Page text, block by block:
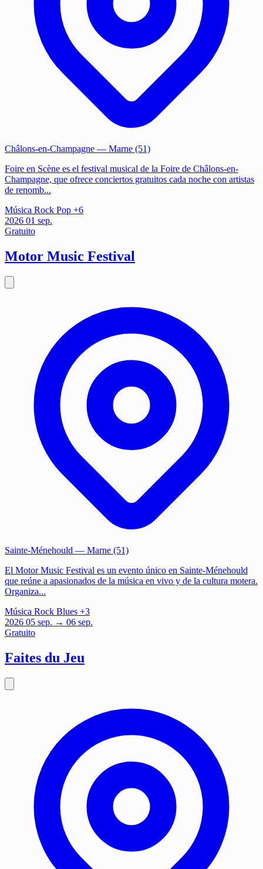
Châlons-en-Champagne — Marne (51)
Foire en Scène es el festival musical de la Foire de Châlons-en-
Champagne, que ofrece conciertos gratuitos cada noche con artistas
de renomb...
Música Rock Pop +6
2026 01 sep.
Gratuito
Motor Music Festival
Sainte-Ménehould — Marne (51)
El Motor Music Festival es un evento único en Sainte-Ménehould
que reúne a apasionados de la música en vivo y de la cultura motera.
Organiza...
Música Rock Blues +3
2026 05 sep. → 06 sep.
Gratuito
Faites du Jeu